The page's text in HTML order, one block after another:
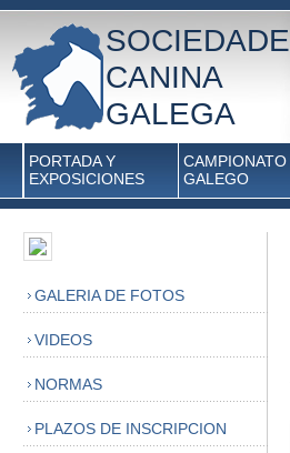
SOCIEDADE
CANINA
GALEGA
PORTADA Y
EXPOSICIONES
CAMPIONATO
GALEGO
GALERIA DE FOTOS
VIDEOS
NORMAS
PLAZOS DE INSCRIPCION